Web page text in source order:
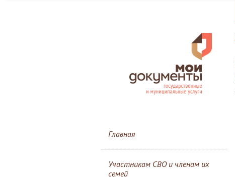
Главная
Участникам СВО и членам их
семей